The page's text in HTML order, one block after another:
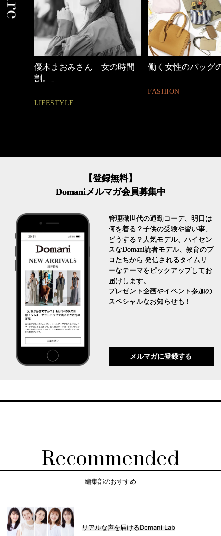
優木まおみさん「女の時間
割。」
LIFESTYLE
働く女性のバッグ
FASHION
【登録無料】
Domaniメルマガ会員募集中
管理職世代の通勤コーデ、明日は
何を着る？子供の受験や習い事、
どうする？人気モデル、ハイセン
スなDomani読者モデル、教育のプ
ロたちから 発信されるタイムリ
ーなテーマをピックアップしてお
届けします。
プレゼント企画やイベント参加の
スペシャルなお知らせも！
メルマガに登録する
Recommended
編集部のおすすめ
リアルな声を届けるDomani Lab